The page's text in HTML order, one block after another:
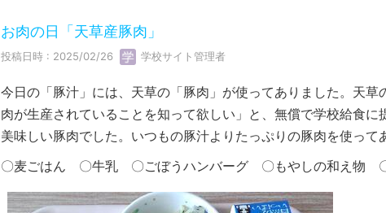
お肉の日「天草産豚肉」
投稿日時 : 2025/02/26 学校サイト管理者
今日の「豚汁」には、天草の「豚肉」が使ってありました。天
肉が生産されていることを知って欲しい」と、無償で学校給食
美味しい豚肉でした。いつもの豚汁よりたっぷりの豚肉を使っ
〇麦ごはん 〇牛乳 〇ごぼうハンバーグ 〇もやしの和え物